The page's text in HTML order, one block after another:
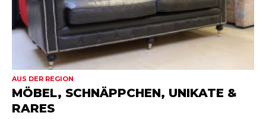
AUS DER REGION
MÖBEL, SCHNÄPPCHEN, UNIKATE &
RARES